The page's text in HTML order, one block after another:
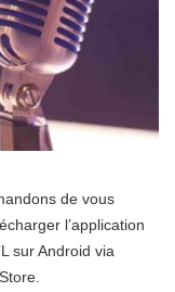
de vous
l’application
sur Android via